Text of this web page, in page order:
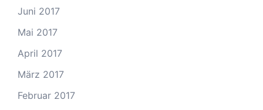
Juni 2017
Mai 2017
April 2017
März 2017
Februar 2017